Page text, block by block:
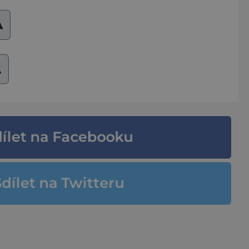
na Facebooku
na Twitteru